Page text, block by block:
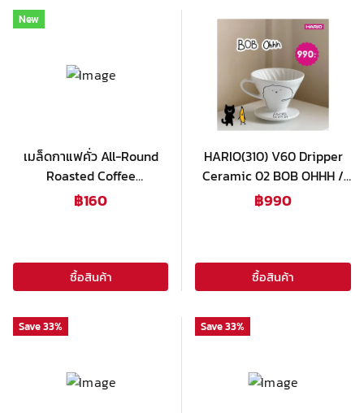
New
เมล็ดกาแฟคั่ว All-Round
Roasted Coffee
(20ซอง250กรัม)
฿160
ซื้อสินค้า
HARIO(310) V60 Dripper
Ceramic 02 BOB OHHH /
VDC-02-OH
฿990
ซื้อสินค้า
Save33% Save33%